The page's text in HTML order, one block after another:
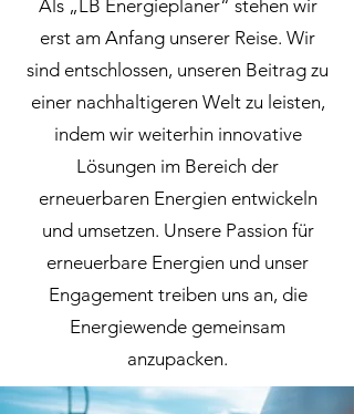
Als „LB Energieplaner“ stehen wir
erst am Anfang unserer Reise. Wir
sind entschlossen, unseren Beitrag zu
einer nachhaltigeren Welt zu leisten,
indem wir weiterhin innovative
Lösungen im Bereich der
erneuerbaren Energien entwickeln
und umsetzen. Unsere Passion für
erneuerbare Energien und unser
Engagement treiben uns an, die
Energiewende gemeinsam
anzupacken.